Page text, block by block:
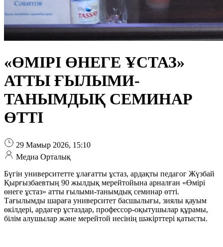
«ӨМІРІ ӨНЕГЕ ҰСТАЗ»
АТТЫ ҒЫЛЫМИ-
ТАНЫМДЫҚ СЕМИНАР
ӨТТІ
29 Мамыр 2026, 15:10
Медиа Орталық
Бүгін университетте ұлағатты ұстаз, ардақты педагог Жүзбай
Қырғызбаевтың 90 жылдық мерейтойына арналған «Өмірі
өнеге ұстаз» атты ғылыми-танымдық семинар өтті.
Тағылымды шараға университет басшылығы, зиялы қауым
өкілдері, ардагер ұстаздар, профессор-оқытушылар құрамы,
білім алушылар және мерейтой иесінің шәкірттері қатысты.